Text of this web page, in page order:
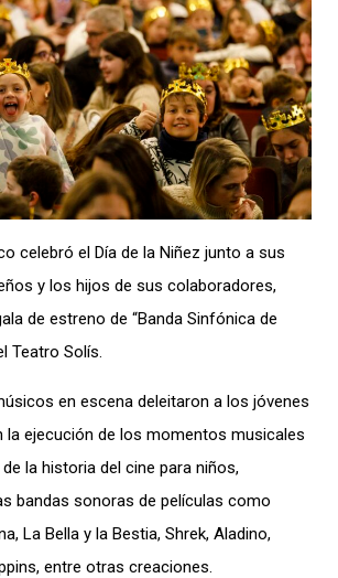
celebró el Día de la Niñez junto a sus
y los hijos de sus colaboradores,
de estreno de “Banda Sinfónica de
Teatro Solís.
en escena deleitaron a los jóvenes
la ejecución de los momentos musicales
la historia del cine para niños,
bandas sonoras de películas como
La Bella y la Bestia, Shrek, Aladino,
entre otras creaciones.